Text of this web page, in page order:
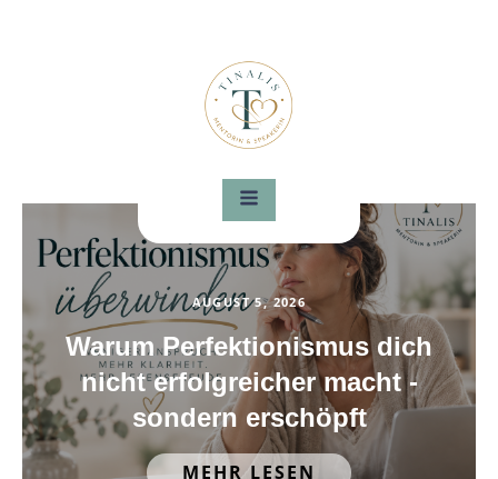
AUGUST 5, 2026
Warum Perfektionismus dich
nicht erfolgreicher macht -
sondern erschöpft
MEHR LESEN